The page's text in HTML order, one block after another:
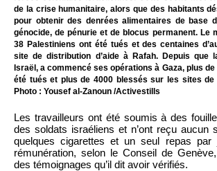
de la crise humanitaire, alors que des habitants
pour obtenir des denrées alimentaires de base
génocide, de pénurie et de blocus permanent. Le
38 Palestiniens ont été tués et des centaines
site de distribution d’aide à Rafah. Depuis que
Israël, a commencé ses opérations à Gaza, plus
été tués et plus de 4000 blessés sur les sites de
Photo : Yousef al-Zanoun /Activestills
Les travailleurs ont été soumis à des
des soldats israéliens et n’ont reçu aucun
quelques cigarettes et un seul repas
rémunération, selon le Conseil de
des témoignages qu’il dit avoir vérifiés.